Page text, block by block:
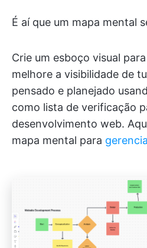
É aí que um mapa mental
Crie um esboço visual
melhore a visibilidade de
pensado e planejado
como lista de verificação
desenvolvimento web.
mapa mental para